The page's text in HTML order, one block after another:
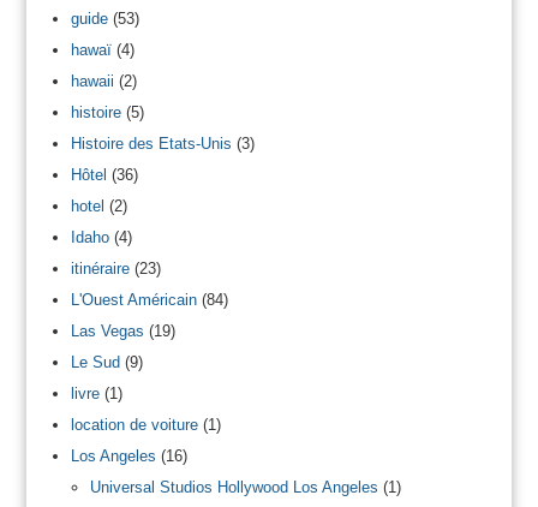
guide(53)
hawaï(4)
hawaii (2)
histoire(5)
Histoire des Etats-Unis (3)
Hôtel (36)
hotel (2)
Idaho(4)
itinéraire(23)
L'Ouest Américain(84)
Las Vegas (19)
Le Sud(9)
livre(1)
location de voiture(1)
Los Angeles (16)
Universal Studios Hollywood Los Angeles (1)